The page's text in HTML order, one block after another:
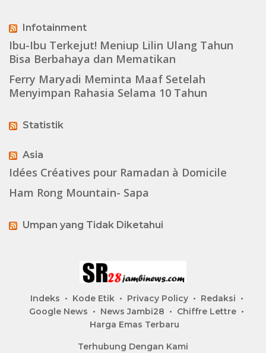
Infotainment
Ibu-Ibu Terkejut! Meniup Lilin Ulang Tahun
Bisa Berbahaya dan Mematikan
Ferry Maryadi Meminta Maaf Setelah
Menyimpan Rahasia Selama 10 Tahun
Statistik
Asia
Idées Créatives pour Ramadan à Domicile
Ham Rong Mountain- Sapa
Umpan yang Tidak Diketahui
Indeks Kode Etik Privacy Policy
Redaksi
Google News
News Jambi28
Chiffre Lettre
Harga Emas Terbaru
Terhubung Dengan Kami